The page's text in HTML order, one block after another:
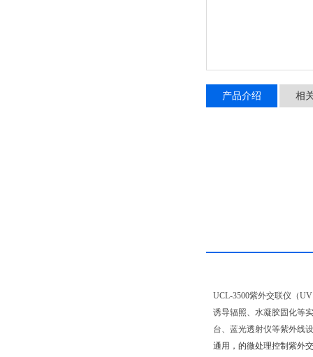
产品介绍 相
UCL-3500紫外交联仪（
诱导辐照、水凝胶固化等
台、蓝光透射仪等紫外线
通用，的微处理控制紫外